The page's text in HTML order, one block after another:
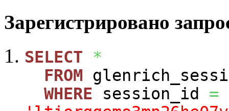
Зарегистрировано
SELECT
*
FROM
WHERE session_id =